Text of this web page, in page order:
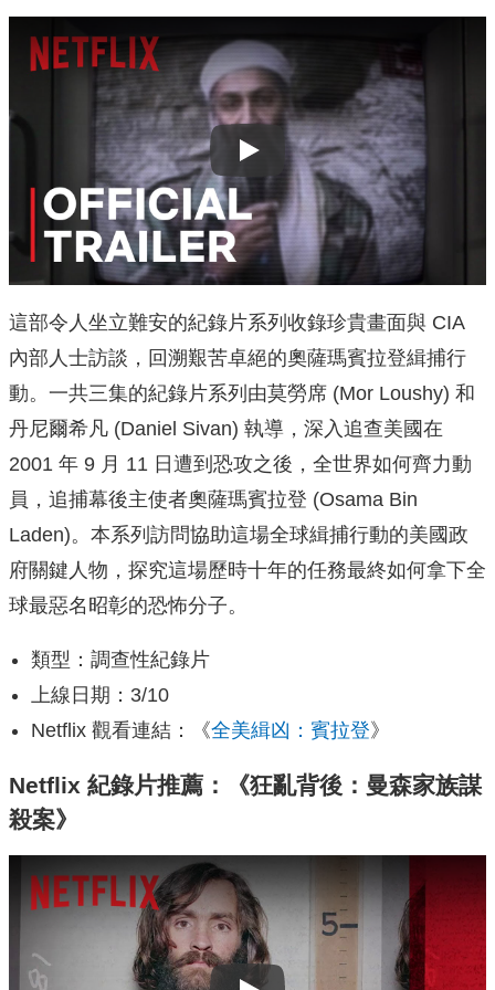
Play
這部令人坐立難安的紀錄片系列收錄珍貴畫面與 CIA
內部人士訪談，回溯艱苦卓絕的奧薩瑪賓拉登緝捕行
動。一共三集的紀錄片系列由莫勞席 (Mor Loushy) 和
丹尼爾希凡 (Daniel Sivan) 執導，深入追查美國在
2001 年 9 月 11 日遭到恐攻之後，全世界如何齊力動
員，追捕幕後主使者奧薩瑪賓拉登 (Osama Bin
Laden)。本系列訪問協助這場全球緝捕行動的美國政
府關鍵人物，探究這場歷時十年的任務最終如何拿下全
球最惡名昭彰的恐怖分子。
類型：調查性紀錄片
上線日期：3/10
Netflix 觀看連結：《全美緝凶：賓拉登》
Netflix 紀錄片推薦：《狂亂背後：曼森家族謀
殺案》